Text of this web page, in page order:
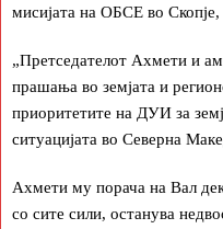
мисијата на ОБСЕ во Скопје,
„Претседателот Ахмети и
прашања во земјата и
приоритетите на ДУИ за
ситуацијата во Северна
Ахмети му порача на Вал
со сите сили, останува